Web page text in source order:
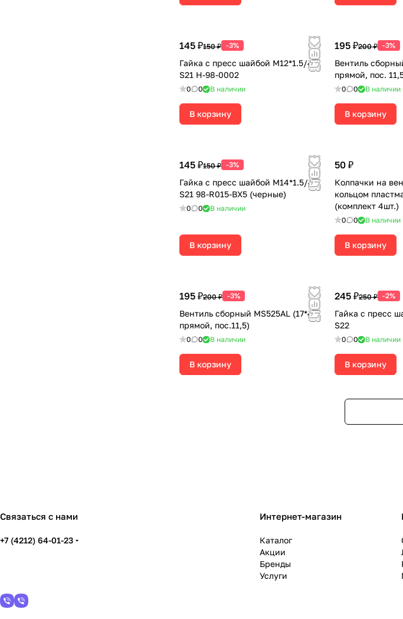
145 ₽150 ₽ -3%
Гайка с пресс шайбой М12*1.5/47
S21 H-98-0002
0 0 В наличии
В корзину
195 ₽200 ₽ -3%
Вентиль
прямой, пос.
0 0 В наличии
В корзину
145 ₽150 ₽ -3%
Гайка с пресс шайбой М14*1.5/47
S21 98-R015-BX5 (черные)
0 0 В наличии
В корзину
50 ₽
Колпачки на
кольцом
(комплект 4шт.)
0 0 В наличии
В корзину
195 ₽200 ₽ -3%
Вентиль сборный MS525AL (17*42
прямой, пос.11,5)
0 0 В наличии
В корзину
245 ₽250 ₽ -2%
Гайка с пресс
S22
0 0 В наличии
В корзину
Связаться с нами
+7 (4212) 64-01-23
Интернет-магазин
Каталог
Акции
Бренды
Услуги